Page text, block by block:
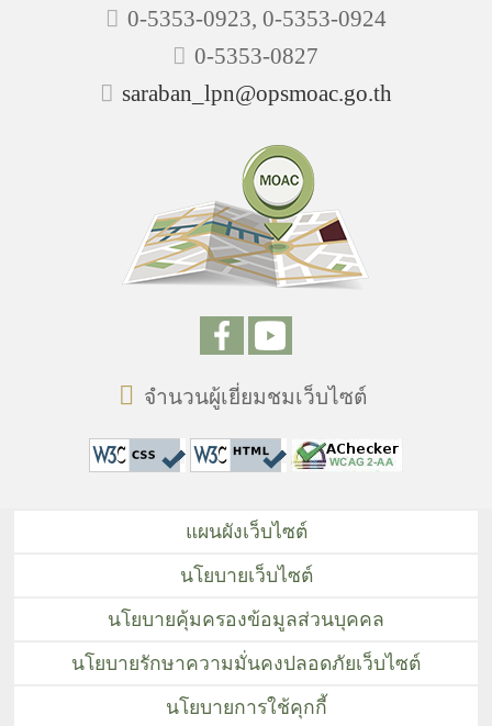
0-5353-0923, 0-5353-0924
0-5353-0827
saraban_lpn@opsmoac.go.th
จำนวนผู้เยี่ยมชมเว็บไซต์
แผนผังเว็บไซต์
นโยบายเว็บไซต์
นโยบายคุ้มครองข้อมูลส่วนบุคคล
นโยบายรักษาความมั่นคงปลอดภัยเว็บไซต์
นโยบายการใช้คุกกี้